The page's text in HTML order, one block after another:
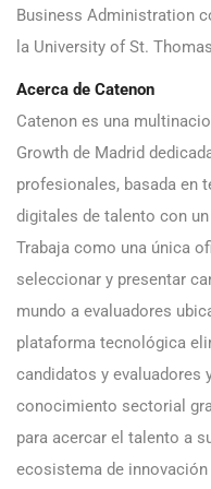
Business Administration
la University of St.
Acerca de Catenon
Catenon es una
Growth de Madrid
profesionales, basada en
digitales de talento con
Trabaja como una única
seleccionar y presentar
mundo a evaluadores
plataforma tecnológica
candidatos y evaluadores
conocimiento sectorial
para acercar el talento a
ecosistema de